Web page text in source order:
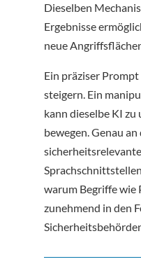
Dieselben
Ergebnisse
neue
Ein präziser
steigern. Ein
kann dieselbe KI
bewegen. Genau
warum Begriffe
zunehmend in den